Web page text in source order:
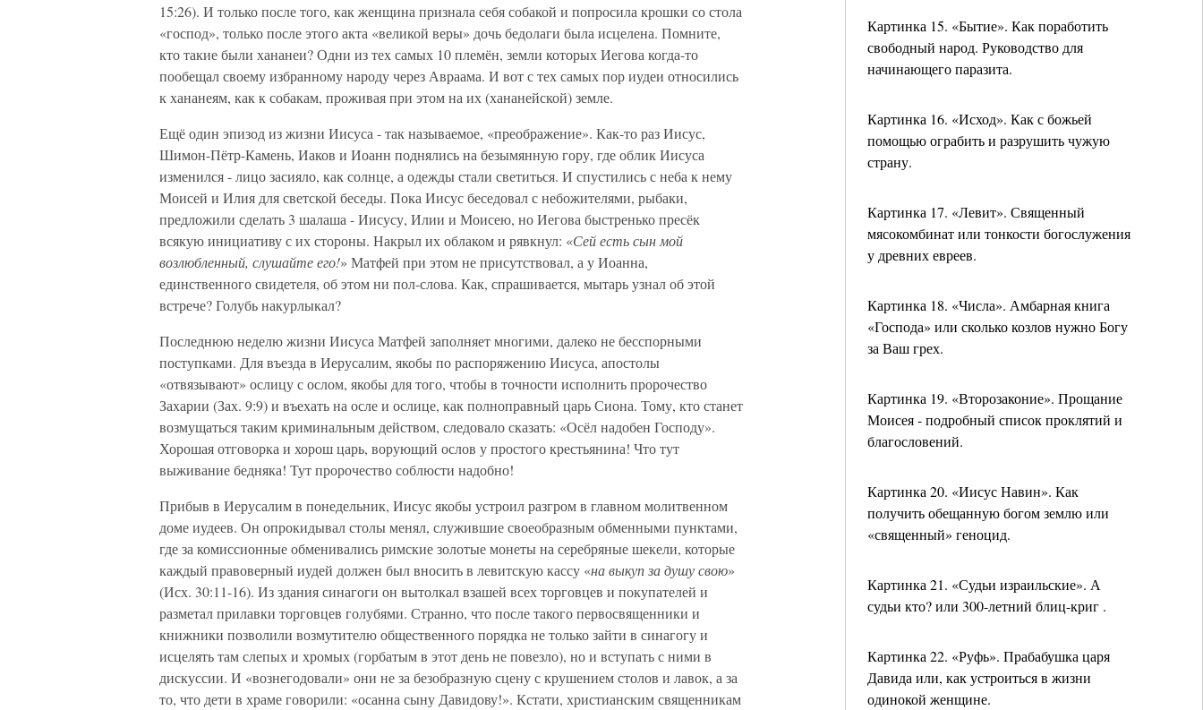
Картинка 15. «Бытие». Как поработить
свободный народ. Руководство для
начинающего паразита.
Картинка 16. «Исход». Как с божьей
помощью ограбить и разрушить чужую
страну.
Картинка 17. «Левит». Священный
мясокомбинат или тонкости богослужения
у древних евреев.
Картинка 18. «Числа». Амбарная книга
«Господа» или сколько козлов нужно Богу
за Ваш грех.
Картинка 19. «Второзаконие». Прощание
Моисея - подробный список проклятий и
благословений.
Картинка 20. «Иисус Навин». Как
получить обещанную богом землю или
«священный» геноцид.
Картинка 21. «Судьи израильские». А
судьи кто? или 300-летний блиц-криг .
Картинка 22. «Руфь». Прабабушка царя
Давида или, как устроиться в жизни
одинокой женщине.
15:26). И только после того, как женщина признала себя собакой и попросила крошки со стола
«господ», только после этого акта «великой веры» дочь бедолаги была исцелена. Помните,
кто такие были хананеи? Одни из тех самых 10 племён, земли которых Иегова когда-то
пообещал своему избранному народу через Авраама. И вот с тех самых пор иудеи относились
к хананеям, как к собакам, проживая при этом на их (хананейской) земле.
Ещё один эпизод из жизни Иисуса - так называемое, «преображение». Как-то раз Иисус,
Шимон-Пётр-Камень, Иаков и Иоанн поднялись на безымянную гору, где облик Иисуса
изменился - лицо засияло, как солнце, а одежды стали светиться. И спустились с неба к нему
Моисей и Илия для светской беседы. Пока Иисус беседовал с небожителями, рыбаки,
предложили сделать 3 шалаша - Иисусу, Илии и Моисею, но Иегова быстренько пресёк
всякую инициативу с их стороны. Накрыл их облаком и рявкнул: «Сей есть сын мой
возлюбленный, слушайте его!» Матфей при этом не присутствовал, а у Иоанна,
единственного свидетеля, об этом ни пол-слова. Как, спрашивается, мытарь узнал об этой
встрече? Голубь накурлыкал?
Последнюю неделю жизни Иисуса Матфей заполняет многими, далеко не бесспорными
поступками. Для въезда в Иерусалим, якобы по распоряжению Иисуса, апостолы
«отвязывают» ослицу с ослом, якобы для того, чтобы в точности исполнить пророчество
Захарии (Зах. 9:9) и въехать на осле и ослице, как полноправный царь Сиона. Тому, кто станет
возмущаться таким криминальным действом, следовало сказать: «Осёл надобен Господу».
Хорошая отговорка и хорош царь, ворующий ослов у простого крестьянина! Что тут
выживание бедняка! Тут пророчество соблюсти надобно!
Прибыв в Иерусалим в понедельник, Иисус якобы устроил разгром в главном молитвенном
доме иудеев. Он опрокидывал столы менял, служившие своеобразным обменными пунктами,
где за комиссионные обменивались римские золотые монеты на серебряные шекели, которые
каждый правоверный иудей должен был вносить в левитскую кассу «на выкуп за душу свою»
(Исх. 30:11-16). Из здания синагоги он вытолкал взашей всех торговцев и покупателей и
разметал прилавки торговцев голубями. Странно, что после такого первосвященники и
книжники позволили возмутителю общественного порядка не только зайти в синагогу и
исцелять там слепых и хромых (горбатым в этот день не повезло), но и вступать с ними в
дискуссии. И «вознегодовали» они не за безобразную сцену с крушением столов и лавок, а за
то, что дети в храме говорили: «осанна сыну Давидову!». Кстати, христианским священникам